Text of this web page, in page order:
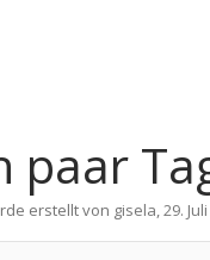
paar
erstellt von gisela,29.